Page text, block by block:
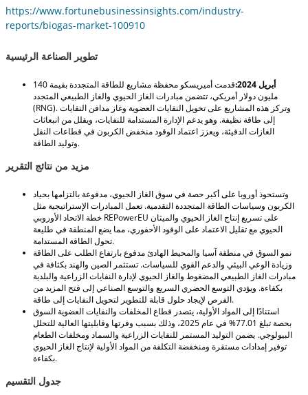
https://www.fortunebusinessinsights.com/industry-
reports/biogas-market-100910
تطوير الصناعة الرئيسية
أبريل 2024:
قدمت أميريسكو محفظة مشاريع للطاقة المتجددة بقيمة 140
مليون دولار أمريكي، تتضمن مبادرات الغاز الحيوي والغاز الطبيعي المتجدد
(RNG). وتركز هذه المشاريع على تحويل النفايات العضوية وغاز مدافن النفايات
إلى طاقة نظيفة. وهو يدعم الإدارة المستدامة للنفايات، ويقلل من انبعاثات
الغازات الدفيئة، ويعزز اعتماد الوقود منخفض الكربون في قطاعات النقل
وتوليد الطاقة.
مزيد من نتائج التقرير
وتستحوذ أوروبا على أكبر حصة في سوق الغاز الحيوي، مدفوعة بالتزامها بحياد
الكربون وسياسات الطاقة المتجددة التقدمية. تعمل المبادرات الإستراتيجية مثل
خطة الاتحاد الأوروبي REPowerEU على تسريع إنتاج الغاز الحيوي والميثان
الحيوي مع تقليل الاعتماد على الوقود الأحفوري، مما يضع المنطقة في طليعة
تحول الطاقة المستدامة.
نمو السوق في منطقة آسيا والمحيط الهادئ مدفوع بارتفاع الطلب على الطاقة
وزيادة الوعي البيئي والدعم القوي للسياسات. تستثمر الصين والهند بكثافة في
مبادرات الغاز الطبيعي المضغوط والغاز الحيوي لإدارة النفايات الزراعية والبلدية
بكفاءة. ويؤدي التوسع الحضري السريع والتوسع الصناعي إلى فتح المزيد من
الفرص لإيجاد حلول قابلة للتطوير لتحويل النفايات إلى طاقة.
استنادًا إلى المواد الأولية، يتصدر قطاع المخلفات والنفايات العضوية السوق
بحصة تبلغ 77.01% في عام 2025، وذلك بسبب وفرتها وقابليتها العالية للتحلل
البيولوجي. يضمن التوليد المستمر للنفايات الزراعية والسماد ومخلفات الطعام
توفير إمدادات مستقرة ومنخفضة التكلفة من المواد الأولية لإنتاج الغاز الحيوي
بكفاءة.
جدول التقسيم